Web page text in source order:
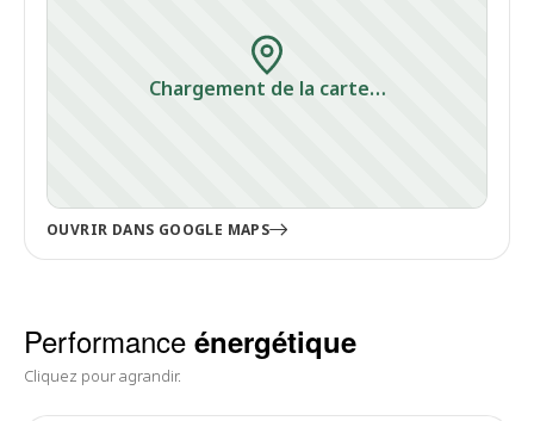
Chargement de la carte…
OUVRIR DANS GOOGLE MAPS
Performance énergétique
Cliquez pour agrandir.